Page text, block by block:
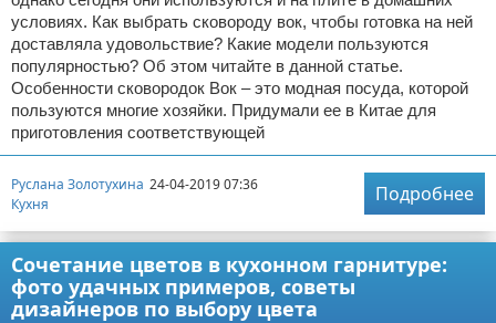
условиях. Как выбрать сковороду вок, чтобы готовка на ней
доставляла удовольствие? Какие модели пользуются
популярностью? Об этом читайте в данной статье.
Особенности сковородок Вок – это модная посуда, которой
пользуются многие хозяйки. Придумали ее в Китае для
приготовления соответствующей
Руслана Золотухина 24-04-2019 07:36
Кухня
Подробнее
Сочетание цветов в кухонном гарнитуре:
фото удачных примеров, советы
дизайнеров по выбору цвета